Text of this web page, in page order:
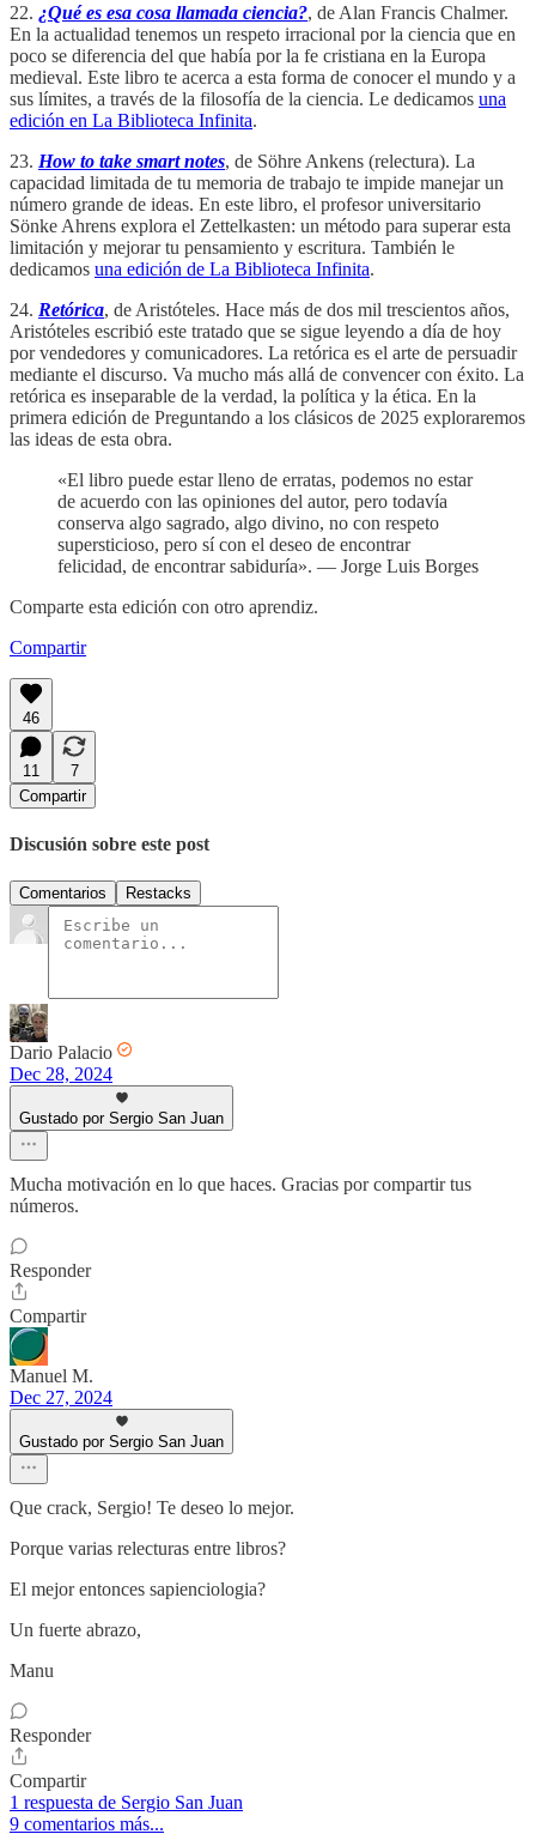
22. ¿Qué es esa cosa llamada ciencia?, de Alan Francis Chalmer.
En la actualidad tenemos un respeto irracional por la ciencia que en
poco se diferencia del que había por la fe cristiana en la Europa
medieval. Este libro te acerca a esta forma de conocer el mundo y a
sus límites, a través de la filosofía de la ciencia. Le dedicamos una
edición en La Biblioteca Infinita.
23. How to take smart notes, de Söhre Ankens (relectura). La
capacidad limitada de tu memoria de trabajo te impide manejar un
número grande de ideas. En este libro, el profesor universitario
Sönke Ahrens explora el Zettelkasten: un método para superar esta
limitación y mejorar tu pensamiento y escritura. También le
dedicamos una edición de La Biblioteca Infinita.
24. Retórica, de Aristóteles. Hace más de dos mil trescientos años,
Aristóteles escribió este tratado que se sigue leyendo a día de hoy
por vendedores y comunicadores. La retórica es el arte de persuadir
mediante el discurso. Va mucho más allá de convencer con éxito. La
retórica es inseparable de la verdad, la política y la ética. En la
primera edición de Preguntando a los clásicos de 2025 exploraremos
las ideas de esta obra.
«El libro puede estar lleno de erratas, podemos no estar
de acuerdo con las opiniones del autor, pero todavía
conserva algo sagrado, algo divino, no con respeto
supersticioso, pero sí con el deseo de encontrar
felicidad, de encontrar sabiduría». — Jorge Luis Borges
Comparte esta edición con otro aprendiz.
Compartir
46
11
7
Compartir
Discusión sobre este post
Comentarios Restacks
Dario Palacio
Dec 28, 2024
Gustado por Sergio San Juan
Mucha motivación en lo que haces. Gracias por compartir tus
números.
Responder
Compartir
Manuel M.
Dec 27, 2024
Gustado por Sergio San Juan
Que crack, Sergio! Te deseo lo mejor.
Porque varias relecturas entre libros?
El mejor entonces sapienciologia?
Un fuerte abrazo,
Manu
Responder
Compartir
1 respuesta de Sergio San Juan
9 comentarios más...